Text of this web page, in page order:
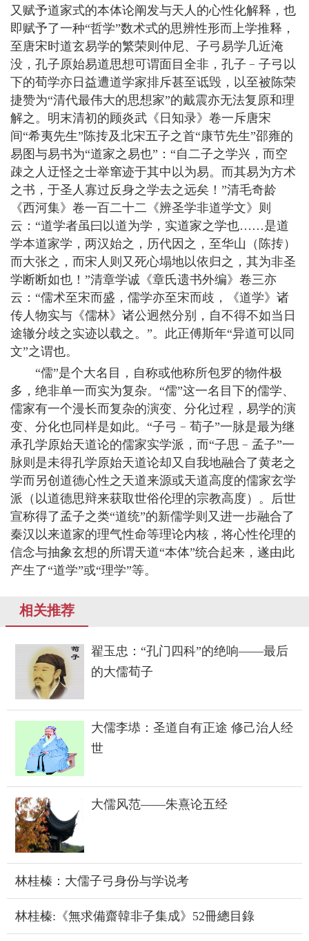
又赋予道家式的本体论阐发与天人的心性化解释，也
即赋予了一种“哲学”数术式的思辨性形而上学推释，
至唐宋时道玄易学的繁荣则仲尼、子弓易学几近淹
没，孔子原始易道思想可谓面目全非，孔子﹣子弓以
下的荀学亦日益遭道学家排斥甚至诋毁，以至被陈荣
捷赞为“清代最伟大的思想家”的戴震亦无法复原和理
解之。明末清初的顾炎武《日知录》卷一斥唐宋
间“希夷先生”陈抟及北宋五子之首“康节先生”邵雍的
易图与易书为“道家之易也”：“自二子之学兴，而空
疎之人迂怪之士举窜迹于其中以为易。而其易为方术
之书，于圣人寡过反身之学去之远矣！”清毛奇龄
《西河集》卷一百二十二《辨圣学非道学文》则
云：“道学者虽曰以道为学，实道家之学也……是道
学本道家学，两汉始之，历代因之，至华山（陈抟）
而大张之，而宋人则又死心塌地以依归之，其为非圣
学断断如也！”清章学诚《章氏遗书外编》卷三亦
云：“儒术至宋而盛，儒学亦至宋而歧，《道学》诸
传人物实与《儒林》诸公迥然分别，自不得不如当日
途辙分歧之实迹以载之。”。此正傅斯年“异道可以同
文”之谓也。
“儒”是个大名目，自称或他称所包罗的物件极
多，绝非单一而实为复杂。“儒”这一名目下的儒学、
儒家有一个漫长而复杂的演变、分化过程，易学的演
变、分化也同样是如此。“子弓﹣荀子”一脉是最为继
承孔学原始天道论的儒家实学派，而“子思﹣孟子”一
脉则是未得孔学原始天道论却又自我地融合了黄老之
学而另创道德心性之天道来源或天道高度的儒家玄学
派（以道德思辩来获取世俗伦理的宗教高度）。后世
宣称得了孟子之类“道统”的新儒学则又进一步融合了
秦汉以来道家的理气性命等理论内核，将心性伦理的
信念与抽象玄想的所谓天道“本体”统合起来，遂由此
产生了“道学”或“理学”等。
相关推荐
翟玉忠：“孔门四科”的绝响——最后
的大儒荀子
大儒李塨：圣道自有正途 修己治人经
世
大儒风范——朱熹论五经
林桂榛：大儒子弓身份与学说考
林桂榛:《無求備齋韓非子集成》52冊總目錄